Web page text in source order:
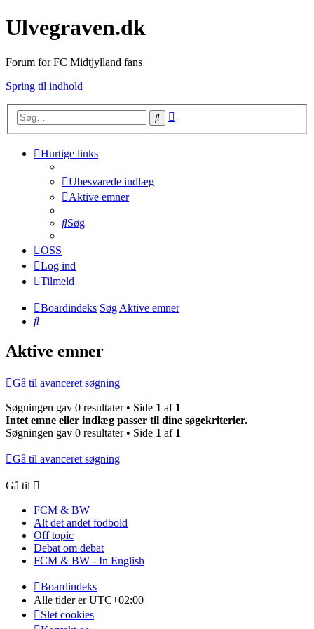
Ulvegraven.dk
Forum for FC Midtjylland fans
Spring til indhold
Søg
Hurtige links
Ubesvarede indlæg
Aktive emner
Søg
OSS
Log ind
Tilmeld
Boardindeks SøgAktive emner
Søg
Aktive emner
Gå til avanceret søgning
Søgningen gav 0 resultater • Side 1 af 1
Intet emne eller indlæg passer til dine søgekriterier.
Søgningen gav 0 resultater • Side 1 af 1
Gå til avanceret søgning
Gå til
FCM & BW
Alt det andet fodbold
Off topic
Debat om debat
FCM & BW - In English
Boardindeks
Alle tider erUTC+02:00
Slet cookies